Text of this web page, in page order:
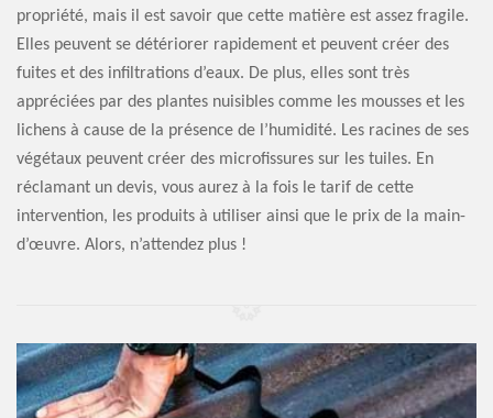
propriété, mais il est savoir que cette matière est assez fragile.
Elles peuvent se détériorer rapidement et peuvent créer des
fuites et des infiltrations d’eaux. De plus, elles sont très
appréciées par des plantes nuisibles comme les mousses et les
lichens à cause de la présence de l’humidité. Les racines de ses
végétaux peuvent créer des microfissures sur les tuiles. En
réclamant un devis, vous aurez à la fois le tarif de cette
intervention, les produits à utiliser ainsi que le prix de la main-
d’œuvre. Alors, n’attendez plus !